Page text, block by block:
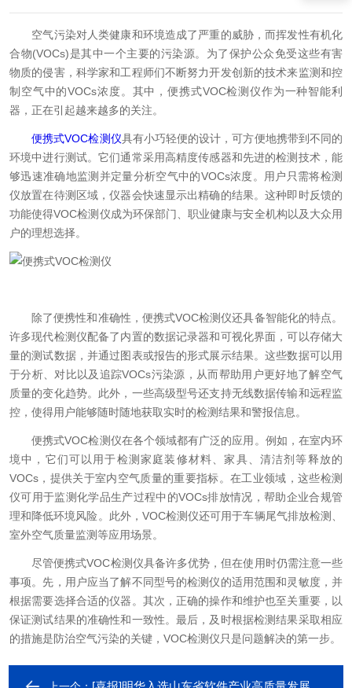
空气污染对人类健康和环境造成了严重的威胁，而挥发性有机化
合物(VOCs)是其中一个主要的污染源。为了保护公众免受这些有害
物质的侵害，科学家和工程师们不断努力开发创新的技术来监测和控
制空气中的VOCs浓度。其中，便携式VOC检测仪作为一种智能利
器，正在引起越来越多的关注。
便携式VOC检测仪具有小巧轻便的设计，可方便地携带到不同的
环境中进行测试。它们通常采用高精度传感器和先进的检测技术，能
够迅速准确地监测并定量分析空气中的VOCs浓度。用户只需将检测
仪放置在待测区域，仪器会快速显示出精确的结果。这种即时反馈的
功能使得VOC检测仪成为环保部门、职业健康与安全机构以及大众用
户的理想选择。
除了便携性和准确性，便携式VOC检测仪还具备智能化的特点。
许多现代检测仪配备了内置的数据记录器和可视化界面，可以存储大
量的测试数据，并通过图表或报告的形式展示结果。这些数据可以用
于分析、对比以及追踪VOCs污染源，从而帮助用户更好地了解空气
质量的变化趋势。此外，一些高级型号还支持无线数据传输和远程监
控，使得用户能够随时随地获取实时的检测结果和警报信息。
便携式VOC检测仪在各个领域都有广泛的应用。例如，在室内环
境中，它们可以用于检测家庭装修材料、家具、清洁剂等释放的
VOCs，提供关于室内空气质量的重要指标。在工业领域，这些检测
仪可用于监测化学品生产过程中的VOCs排放情况，帮助企业合规管
理和降低环境风险。此外，VOC检测仪还可用于车辆尾气排放检测、
室外空气质量监测等应用场景。
尽管便携式VOC检测仪具备许多优势，但在使用时仍需注意一些
事项。先，用户应当了解不同型号的检测仪的适用范围和灵敏度，并
根据需要选择合适的仪器。其次，正确的操作和维护也至关重要，以
保证测试结果的准确性和一致性。最后，及时根据检测结果采取相应
的措施是防治空气污染的关键，VOC检测仪只是问题解决的第一步。